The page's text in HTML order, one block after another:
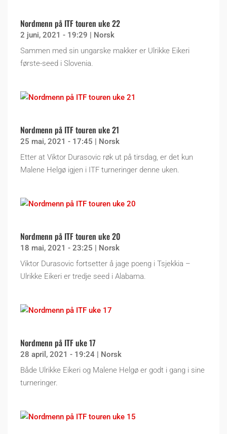
Nordmenn på ITF touren uke 22
2 juni, 2021 - 19:29 | Norsk
Sammen med sin ungarske makker er Ulrikke Eikeri
første-seed i Slovenia.
Nordmenn på ITF touren uke 21
25 mai, 2021 - 17:45 | Norsk
Etter at Viktor Durasovic røk ut på tirsdag, er det kun
Malene Helgø igjen i ITF turneringer denne uken.
Nordmenn på ITF touren uke 20
18 mai, 2021 - 23:25 | Norsk
Viktor Durasovic fortsetter å jage poeng i Tsjekkia –
Ulrikke Eikeri er tredje seed i Alabama.
Nordmenn på ITF uke 17
28 april, 2021 - 19:24 | Norsk
Både Ulrikke Eikeri og Malene Helgø er godt i gang i sine
turneringer.